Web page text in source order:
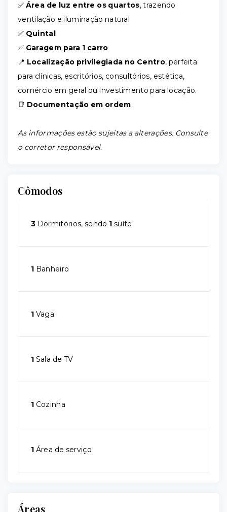
✅ Área de luz entre os quartos, trazendo
ventilação e iluminação natural
✅ Quintal
✅ Garagem para 1 carro
📍 Localização privilegiada no Centro, perfeita
para clínicas, escritórios, consultórios, estética,
comércio em geral ou investimento para locação.
📑 Documentação em ordem
As informações estão sujeitas a alterações. Consulte
o corretor responsável.
Cômodos
3 Dormitórios, sendo 1 suíte
1 Banheiro
1 Vaga
1 Sala de TV
1 Cozinha
1 Área de serviço
Áreas